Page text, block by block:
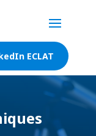
ECLAT